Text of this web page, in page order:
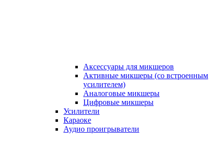
Аксессуары для микшеров
Активные микшеры (со встроенным
усилителем)
Аналоговые микшеры
Цифровые микшеры
Усилители
Караоке
Аудио проигрыватели